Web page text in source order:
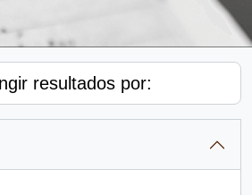
resultados por: